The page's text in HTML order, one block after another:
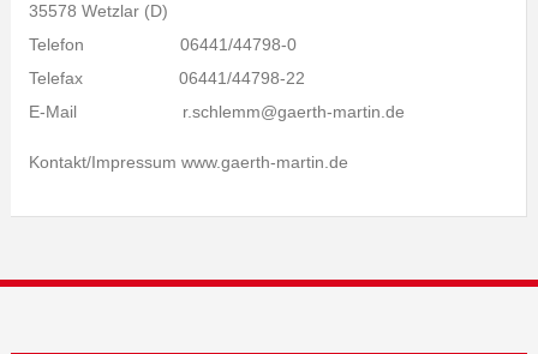
35578 Wetzlar (D)
Telefon 06441/44798-0
Telefax 06441/44798-22
E-Mail r.schlemm@gaerth-martin.de
Kontakt/Impressum www.gaerth-martin.de